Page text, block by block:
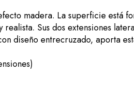
madera. La superficie está
Sus dos extensiones
diseño entrecruzado, aporta